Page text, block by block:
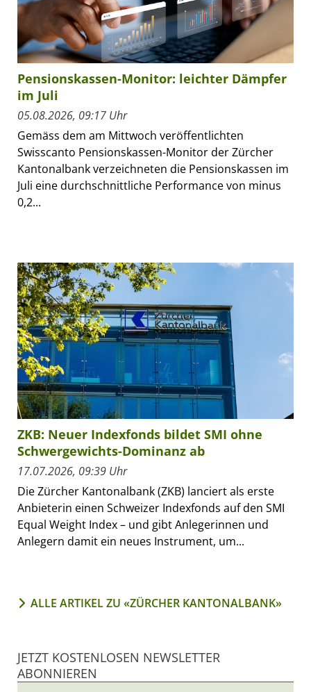
Pensionskassen-Monitor: leichter Dämpfer
im Juli
05.08.2026, 09:17 Uhr
Gemäss dem am Mittwoch veröffentlichten
Swisscanto Pensionskassen-Monitor der Zürcher
Kantonalbank verzeichneten die Pensionskassen im
Juli eine durchschnittliche Performance von minus
0,2...
ZKB: Neuer Indexfonds bildet SMI ohne
Schwergewichts-Dominanz ab
17.07.2026, 09:39 Uhr
Die Zürcher Kantonalbank (ZKB) lanciert als erste
Anbieterin einen Schweizer Indexfonds auf den SMI
Equal Weight Index – und gibt Anlegerinnen und
Anlegern damit ein neues Instrument, um...
ALLE ARTIKEL ZU «ZÜRCHER KANTONALBANK»
JETZT KOSTENLOSEN NEWSLETTER
ABONNIEREN